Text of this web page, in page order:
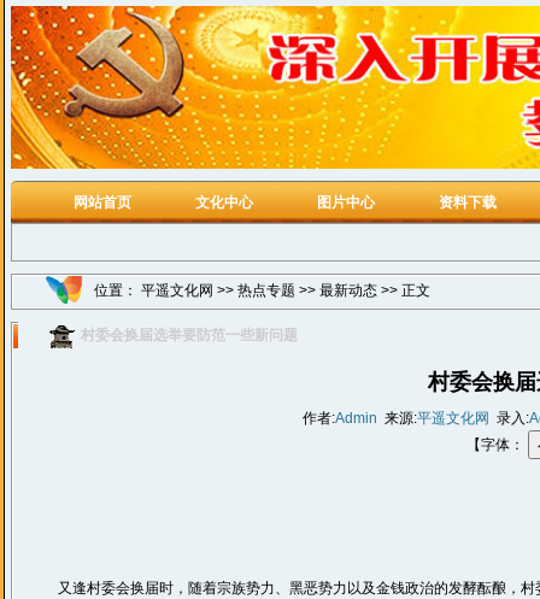
网站首页 文化中心 图片中心 资料下载
位置： 平遥文化网 >> 热点专题 >> 最新动态 >> 正文
村委会换届选举要防范一些新问题
村委会换
作者:Admin 来源:平遥文化网 录入:
【字体：
又逢村委会换届时，随着宗族势力、黑恶势力以及金钱政治的发酵酝酿，村委